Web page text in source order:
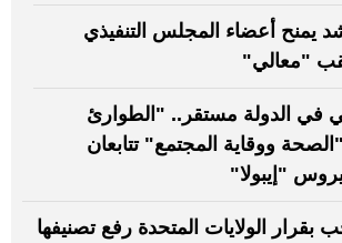
يمنح أعضاء المجلس التنفيذي
"معالي"
في الدولة مستقر.. "الطوارئ
ووقاية المجتمع" تتابعان
"إيبولا"
بقرار الولايات المتحدة رفع تصنيفها